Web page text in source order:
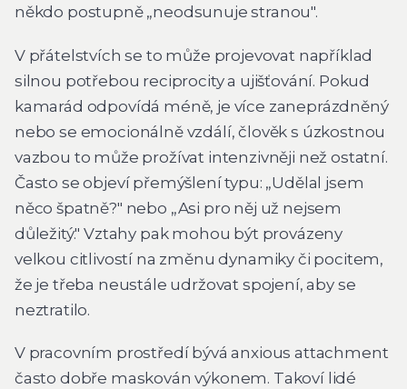
někdo postupně „neodsunuje stranou".
V přátelstvích se to může projevovat například
silnou potřebou reciprocity a ujišťování. Pokud
kamarád odpovídá méně, je více zaneprázdněný
nebo se emocionálně vzdálí, člověk s úzkostnou
vazbou to může prožívat intenzivněji než ostatní.
Často se objeví přemýšlení typu: „Udělal jsem
něco špatně?" nebo „Asi pro něj už nejsem
důležitý." Vztahy pak mohou být provázeny
velkou citlivostí na změnu dynamiky či pocitem,
že je třeba neustále udržovat spojení, aby se
neztratilo.
V pracovním prostředí bývá anxious attachment
často dobře maskován výkonem. Takoví lidé